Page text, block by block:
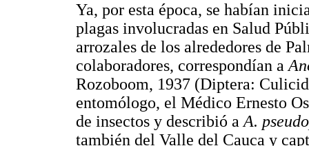
Ya, por esta época, se habían
plagas involucradas en Salud
arrozales de los alrededores de
colaboradores, correspondían a
Rozoboom, 1937 (Diptera:
entomólogo, el Médico Ernesto
de insectos y describió aA.
también del Valle del Cauca y